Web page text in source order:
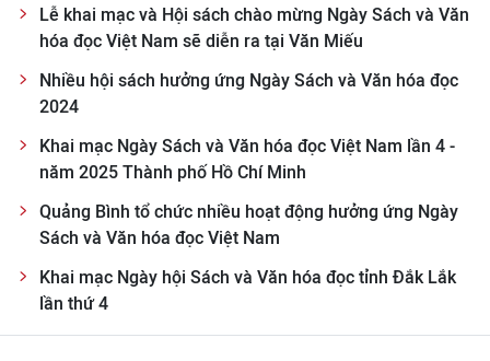
Lễ khai mạc và Hội sách chào mừng Ngày Sách và Văn
hóa đọc Việt Nam sẽ diễn ra tại Văn Miếu
Nhiều hội sách hưởng ứng Ngày Sách và Văn hóa đọc
2024
Khai mạc Ngày Sách và Văn hóa đọc Việt Nam lần 4 -
năm 2025 Thành phố Hồ Chí Minh
Quảng Bình tổ chức nhiều hoạt động hưởng ứng Ngày
Sách và Văn hóa đọc Việt Nam
Khai mạc Ngày hội Sách và Văn hóa đọc tỉnh Đắk Lắk
lần thứ 4